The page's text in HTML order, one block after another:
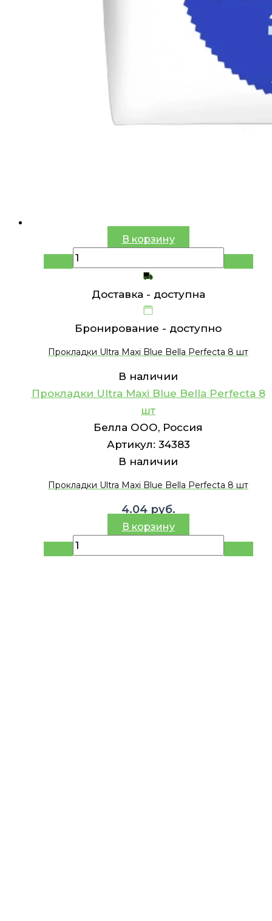
В корзину
Доставка - доступна
Бронирование - доступно
Прокладки Ultra Maxi Blue Bella Perfecta 8 шт
В наличии
Прокладки Ultra Maxi Blue Bella Perfecta 8
шт
Белла ООО, Россия
Артикул: 34383
В наличии
Прокладки Ultra Maxi Blue Bella Perfecta 8 шт
4.04 руб.
В корзину